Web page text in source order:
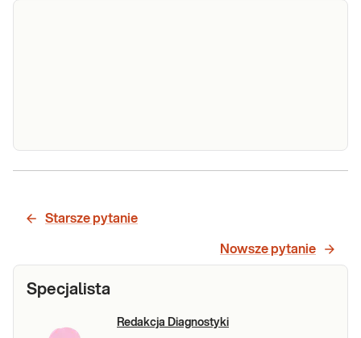
Helicobacter
(antygen
chemiluminescencyjny. Badanie zalecane
Gastroenterologii do diagnostyki zakażenia H.
Starsze pytanie
Nowsze pytanie
Specjalista
Redakcja Diagnostyki